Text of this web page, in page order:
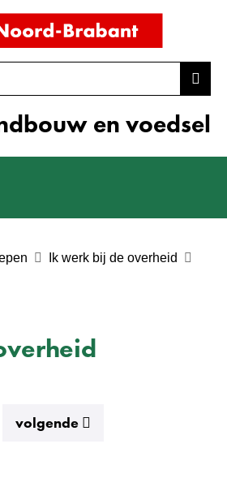
Ga
de
inhoud
en voedsel
Ik werk bij de overheid
volgenderesultaten